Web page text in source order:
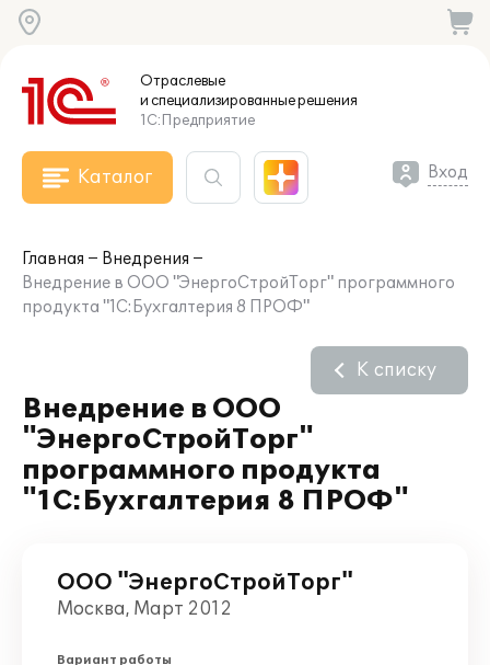
Отраслевые
и специализированныерешения
1С:Предприятие
Каталог Вход
Главная
Внедрения
Внедрение в ООО "ЭнергоСтройТорг" программного
продукта "1С:Бухгалтерия 8 ПРОФ"
Внедрение в ООО
"ЭнергоСтройТорг"
программного продукта
"1С:Бухгалтерия 8 ПРОФ"
К списку
ООО "ЭнергоСтройТорг"
Москва, Март 2012
Вариант работы